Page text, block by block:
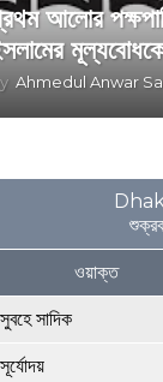
আলোর
Ahmedul Anwar
ওয়াক্ত
সুবহে সাদিক
সূর্যোদয়